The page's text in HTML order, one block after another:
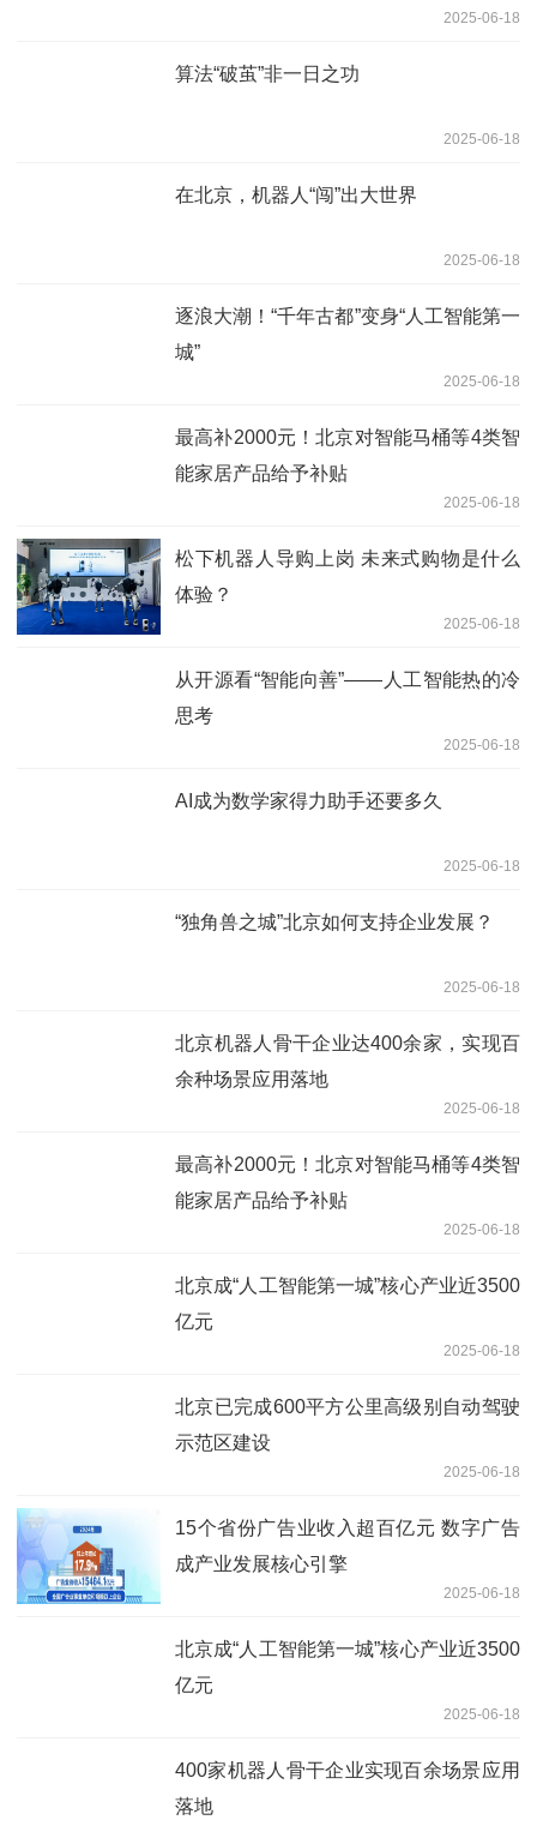
2025-06-18
算法“破茧”非一日之功
2025-06-18
在北京，机器人“闯”出大世界
2025-06-18
逐浪大潮！“千年古都”变身“人工智能第一
城”
2025-06-18
最高补2000元！北京对智能马桶等4类智
能家居产品给予补贴
2025-06-18
松下机器人导购上岗 未来式购物是什么
体验？
2025-06-18
从开源看“智能向善”——人工智能热的冷
思考
2025-06-18
AI成为数学家得力助手还要多久
2025-06-18
“独角兽之城”北京如何支持企业发展？
2025-06-18
北京机器人骨干企业达400余家，实现百
余种场景应用落地
2025-06-18
最高补2000元！北京对智能马桶等4类智
能家居产品给予补贴
2025-06-18
北京成“人工智能第一城”核心产业近3500
亿元
2025-06-18
北京已完成600平方公里高级别自动驾驶
示范区建设
2025-06-18
15个省份广告业收入超百亿元 数字广告
成产业发展核心引擎
2025-06-18
北京成“人工智能第一城”核心产业近3500
亿元
2025-06-18
400家机器人骨干企业实现百余场景应用
落地